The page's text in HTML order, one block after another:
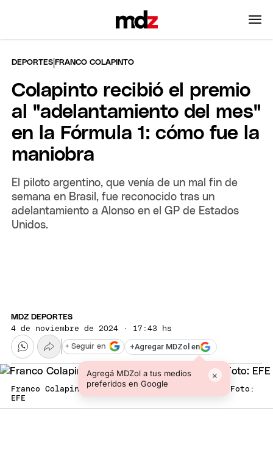
DEPORTES |FRANCO COLAPINTO
Colapinto recibió el premio
al "adelantamiento del mes"
en la Fórmula 1: cómo fue la
maniobra
El piloto argentino, que venía de un mal fin de
semana en Brasil, fue reconocido tras un
adelantamiento a Alonso en el GP de Estados
Unidos.
MDZ DEPORTES
4 de noviembre de 2024 · 17:43 hs
+Agregar MDZol en
Agregá MDZol a tus medios
preferidos en Google
×
+ Seguir en
Franco Colapinto, el de la maniobra del mes. Foto:
EFE